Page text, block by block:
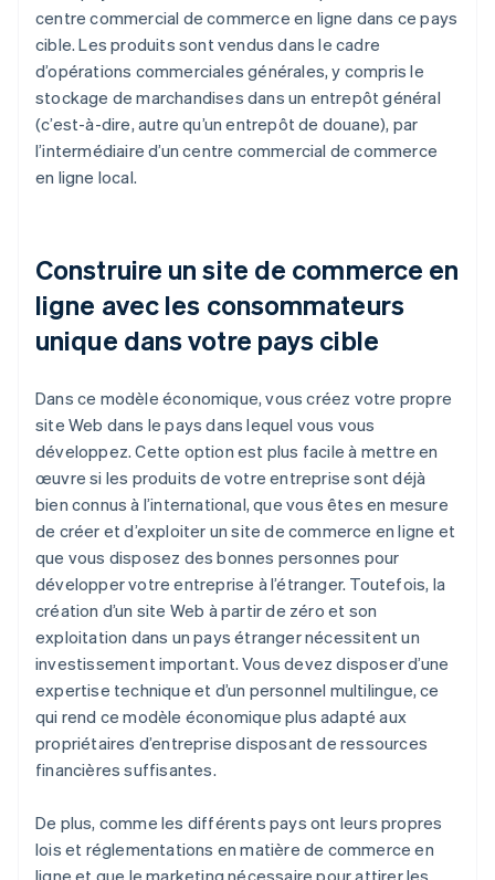
centre commercial de commerce en ligne dans ce pays
cible. Les produits sont vendus dans le cadre
d’opérations commerciales générales, y compris le
stockage de marchandises dans un entrepôt général
(c’est-à-dire, autre qu’un entrepôt de douane), par
l’intermédiaire d’un centre commercial de commerce
en ligne local.
Construire un site de commerce en
ligne avec les consommateurs
unique dans votre pays cible
Dans ce modèle économique, vous créez votre propre
site Web dans le pays dans lequel vous vous
développez. Cette option est plus facile à mettre en
œuvre si les produits de votre entreprise sont déjà
bien connus à l’international, que vous êtes en mesure
de créer et d’exploiter un site de commerce en ligne et
que vous disposez des bonnes personnes pour
développer votre entreprise à l’étranger. Toutefois, la
création d’un site Web à partir de zéro et son
exploitation dans un pays étranger nécessitent un
investissement important. Vous devez disposer d’une
expertise technique et d’un personnel multilingue, ce
qui rend ce modèle économique plus adapté aux
propriétaires d’entreprise disposant de ressources
financières suffisantes.
De plus, comme les différents pays ont leurs propres
lois et réglementations en matière de commerce en